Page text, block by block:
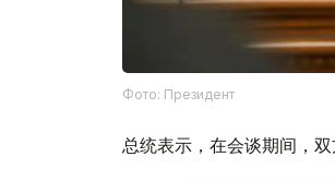
Фото: Президент
总统表示，在会谈期间，